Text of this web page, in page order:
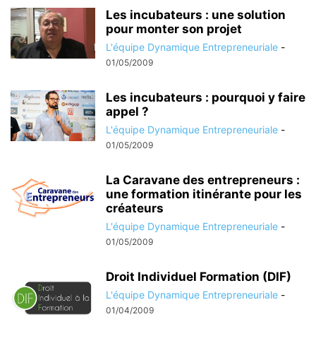
Les incubateurs : une solution
pour monter son projet
L'équipe Dynamique Entrepreneuriale -
01/05/2009
Les incubateurs : pourquoi y faire
appel ?
L'équipe Dynamique Entrepreneuriale -
01/05/2009
La Caravane des entrepreneurs :
une formation itinérante pour les
créateurs
L'équipe Dynamique Entrepreneuriale -
01/05/2009
Droit Individuel Formation (DIF)
L'équipe Dynamique Entrepreneuriale -
01/04/2009